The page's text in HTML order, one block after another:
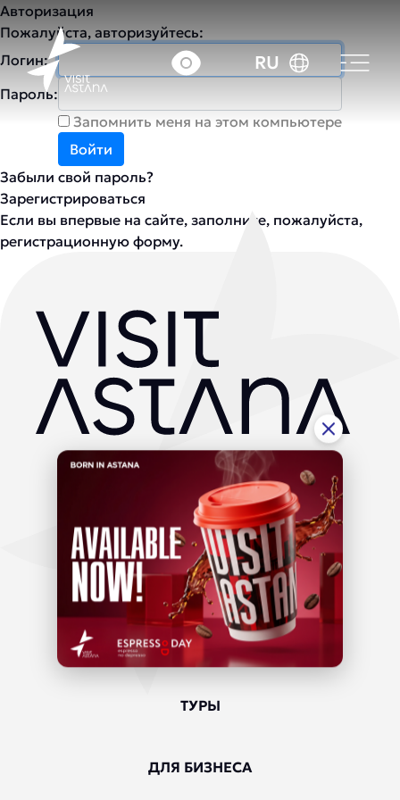
RU
Авторизация
Пожалуйста, авторизуйтесь:
Логин:
Пароль:
Запомнить меня на этом компьютере
Забыли свой пароль?
Зарегистрироваться
Если вы впервые на сайте, заполните, пожалуйста,
регистрационную форму.
ГИД ПО ГОРОДУ
In the city
Near the city
Information
МЕДИЦИНСКИЙ ТУРИЗМ
ТУРЫ
ДЛЯ БИЗНЕСА